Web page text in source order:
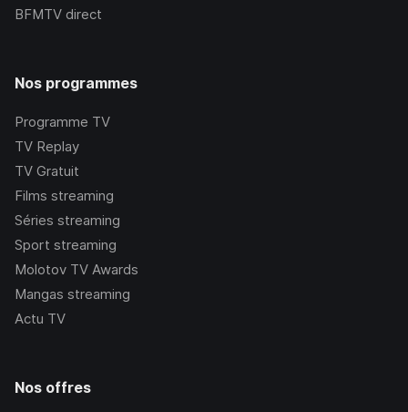
BFMTV direct
Nos programmes
Programme TV
TV Replay
TV Gratuit
Films streaming
Séries streaming
Sport streaming
Molotov TV Awards
Mangas streaming
Actu TV
Nos offres